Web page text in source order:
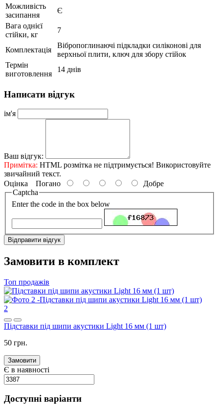
Можливість
засипання
Є
Вага однієї
стійки, кг
7
Комплектація
Вібропоглинаючі підкладки силіконові для
верхньої плити, ключ для збору стійок
Термін
виготовлення
14 днів
Написати відгук
ім'я
Ваш відгук:
Примітка: HTML розмітка не підтримується! Використовуйте
звичайний текст.
Оцінка Погано
Добре
Captcha
Enter the code in the box below
Відправити відгук
Замовити в комплект
Топ продажів
2
Підставки під шипи акустики Light 16 мм (1 шт)
50 грн.
Замовити
Є в наявності
Доступні варіанти